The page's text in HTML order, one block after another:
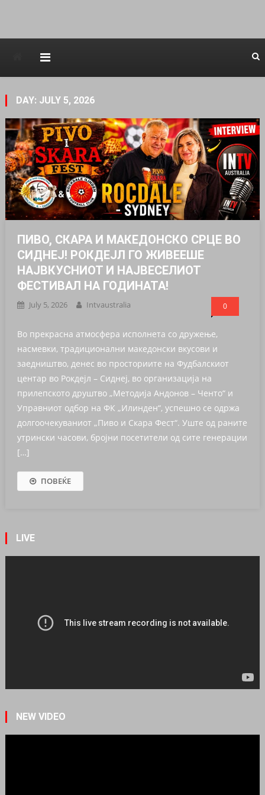
DAY: JULY 5, 2026
ПИВО, СКАРА И МАКЕДОНСКО СРЦЕ ВО
СИДНЕЈ! РОКДЕЈЛ ГО ЖИВЕЕШЕ
НАЈВКУСНИОТ И НАЈВЕСЕЛИОТ
ФЕСТИВАЛ НА ГОДИНАТА!
July 5, 2026 Intvaustralia 0
Во прекрасна атмосфера исполнета со дружење,
насмевки, традиционални македонски вкусови и
заедништво, денес во просториите на Фудбалскиот
центар во Рокдејл – Сиднеј, во организација на
прилепското друштво „Методија Андонов – Ченто“ и
Управниот одбор на ФК „Илинден“, успешно се одржа
долгоочекуваниот „Пиво и Скара Фест“. Уште од раните
утрински часови, бројни посетители од сите генерации
[…]
ПОВЕЌЕ
LIVE
NEW VIDEO